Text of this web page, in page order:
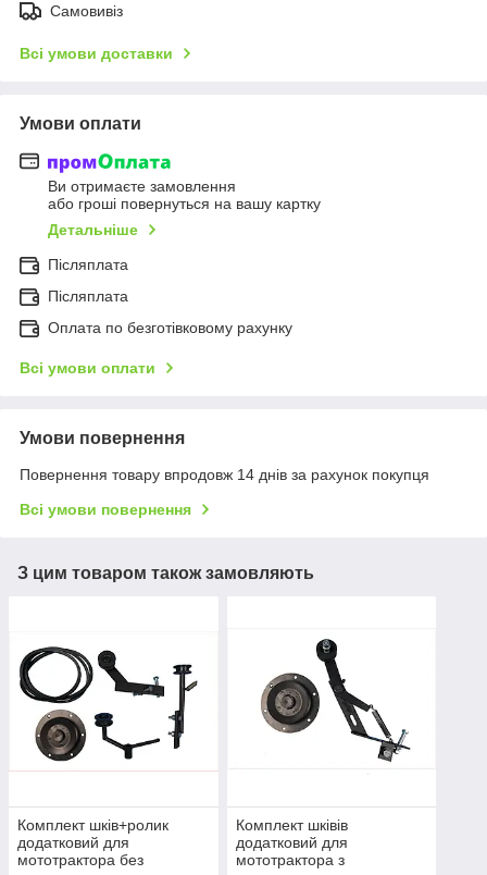
Самовивіз
Всі умови доставки
Умови оплати
Ви отримаєте замовлення
або гроші повернуться на вашу картку
Детальніше
Післяплата
Післяплата
Оплата по безготівковому рахунку
Всі умови оплати
Умови повернення
Повернення товару впродовж 14 днів за рахунок покупця
Всі умови повернення
З цим товаром також замовляють
Комплект шків+ролик
додатковий для
мототрактора без
Комплект шківів
додатковий для
мототрактора з